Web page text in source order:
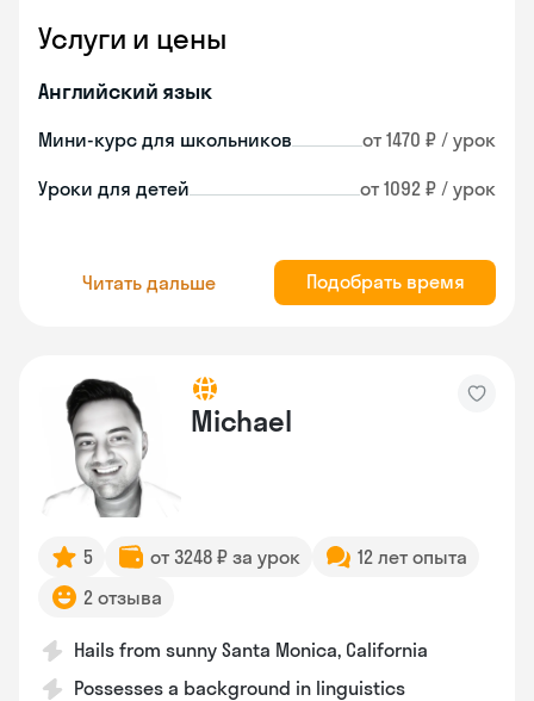
Услуги и цены
Английский язык
Мини-курс для школьников от 1470 ₽ / урок
Уроки для детей от 1092 ₽ / урок
Читать дальше Подобрать время
Michael
5 от 3248 ₽ за урок
12 лет опыта
2 отзыва
Hails from sunny Santa Monica, California
Possesses a background in linguistics